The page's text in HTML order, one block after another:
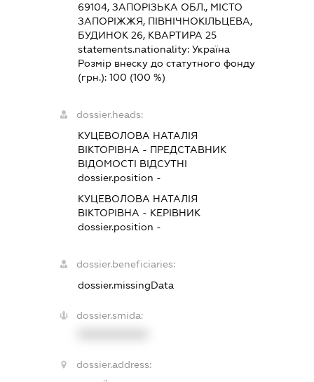
69104, ЗАПОРІЗЬКА ОБЛ., МІСТО
ЗАПОРІЖЖЯ, ПІВНІЧНОКІЛЬЦЕВА,
БУДИНОК 26, КВАРТИРА 25
statements.nationality:Україна
Розмір внеску до статутного фонду
(грн.):100 (100 %)
dossier.heads:
КУЦЕВОЛОВА НАТАЛІЯ
ВІКТОРІВНА - ПРЕДСТАВНИК
ВІДОМОСТІ ВІДСУТНІ
dossier.position -
КУЦЕВОЛОВА НАТАЛІЯ
ВІКТОРІВНА - КЕРІВНИК
dossier.position -
dossier.beneficiaries:
dossier.missingData
dossier.smida:
dossier.address: